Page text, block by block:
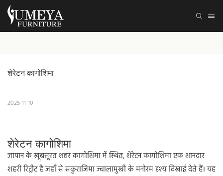
शेरेटन कागोशिमा
2025-11-10
शेरेटन कागोशिमा
जापान के खूबसूरत शहर कागोशिमा में स्थित, शेरेटन कागोशिमा एक शानदार
शहरी रिट्रीट है जहाँ से सकुराजिमा ज्वालामुखी के मनोरम दृश्य दिखाई देते हैं। यह